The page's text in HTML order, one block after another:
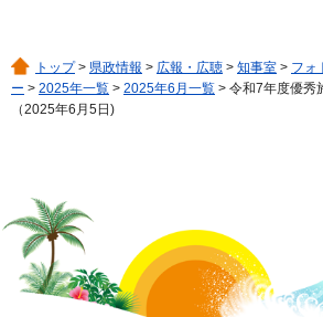
トップ> 県政情報 > 広報・広聴 > 知事室 > フォ
ー > 2025年一覧 > 2025年6月一覧 > 令和7年度優秀
（2025年6月5日)